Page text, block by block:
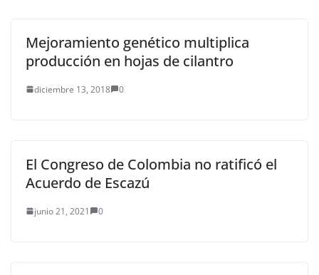
Mejoramiento genético multiplica
producción en hojas de cilantro
diciembre 13, 2018 0
El Congreso de Colombia no ratificó el
Acuerdo de Escazú
junio 21, 2021 0